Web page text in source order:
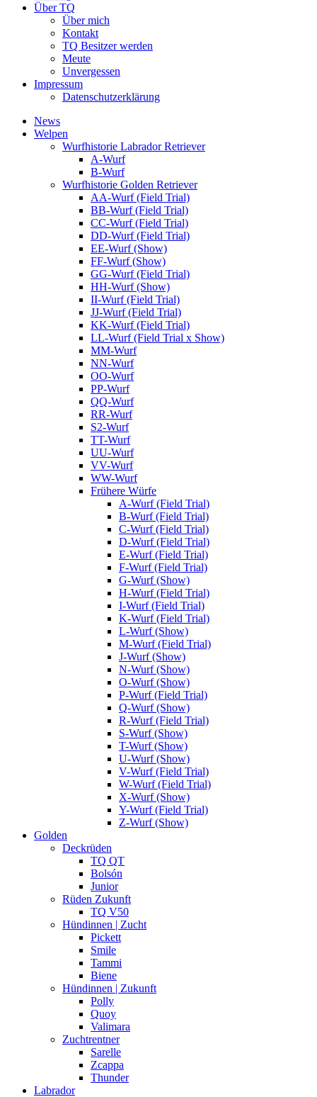
Über TQ
Über mich
Kontakt
TQ Besitzer werden
Meute
Unvergessen
Impressum
Datenschutzerklärung
News
Welpen
Wurfhistorie Labrador Retriever
A-Wurf
B-Wurf
Wurfhistorie Golden Retriever
AA-Wurf (Field Trial)
BB-Wurf (Field Trial)
CC-Wurf (Field Trial)
DD-Wurf (Field Trial)
EE-Wurf (Show)
FF-Wurf (Show)
GG-Wurf (Field Trial)
HH-Wurf (Show)
II-Wurf (Field Trial)
JJ-Wurf (Field Trial)
KK-Wurf (Field Trial)
LL-Wurf (Field Trial x Show)
MM-Wurf
NN-Wurf
OO-Wurf
PP-Wurf
QQ-Wurf
RR-Wurf
S2-Wurf
TT-Wurf
UU-Wurf
VV-Wurf
WW-Wurf
Frühere Würfe
A-Wurf (Field Trial)
B-Wurf (Field Trial)
C-Wurf (Field Trial)
D-Wurf (Field Trial)
E-Wurf (Field Trial)
F-Wurf (Field Trial)
G-Wurf (Show)
H-Wurf (Field Trial)
I-Wurf (Field Trial)
K-Wurf (Field Trial)
L-Wurf (Show)
M-Wurf (Field Trial)
J-Wurf (Show)
N-Wurf (Show)
O-Wurf (Show)
P-Wurf (Field Trial)
Q-Wurf (Show)
R-Wurf (Field Trial)
S-Wurf (Show)
T-Wurf (Show)
U-Wurf (Show)
V-Wurf (Field Trial)
W-Wurf (Field Trial)
X-Wurf (Show)
Y-Wurf (Field Trial)
Z-Wurf (Show)
Golden
Deckrüden
TQ QT
Bolsón
Junior
Rüden Zukunft
TQ V50
Hündinnen | Zucht
Pickett
Smile
Tammi
Biene
Hündinnen | Zukunft
Polly
Quoy
Valimara
Zuchtrentner
Sarelle
Zcappa
Thunder
Labrador